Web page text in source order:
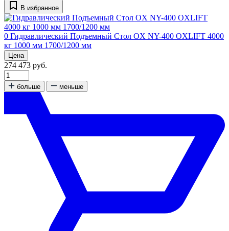
В избранное
0 Гидравлический Подъемный Стол OX NY-400 OXLIFT 4000
кг 1000 мм 1700/1200 мм
Цена
274 473 руб.
больше меньше